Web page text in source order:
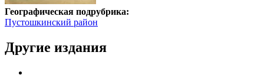
Географическая подрубрика:
Пустошкинский район
Другие издания